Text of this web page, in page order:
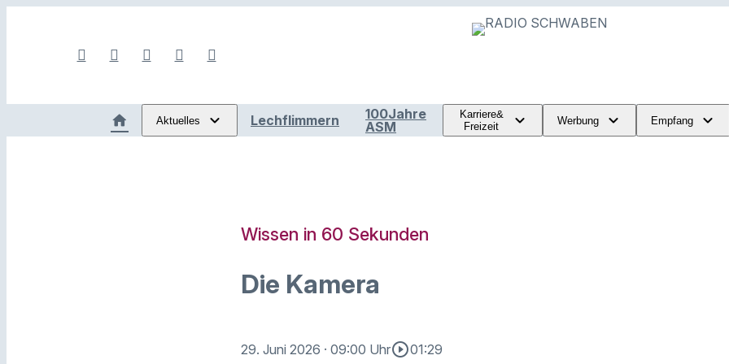
Aktuelles Lechflimmern
100Jahre
ASM
Karriere&
Freizeit
Werbung Empfang
Wissen in 60 Sekunden
Die Kamera
29. Juni 2026 · 09:00 Uhrplay_circle_outline01:29